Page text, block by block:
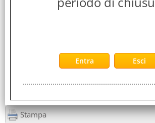
Stampa